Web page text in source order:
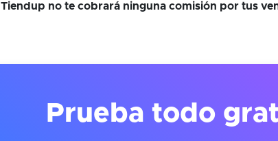
Tiendup no te cobrará ninguna comisión por tus
Prueba todo